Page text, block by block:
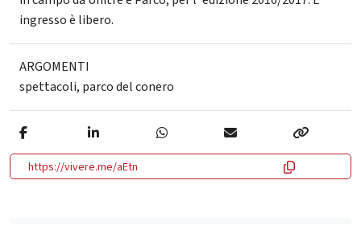
ingresso è libero.
ARGOMENTI
spettacoli, parco del conero
https://vivere.me/aEtn